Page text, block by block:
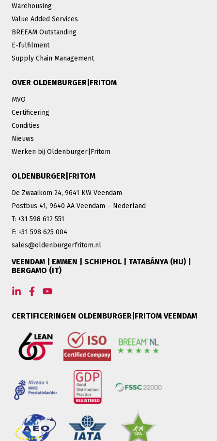
Warehousing
Value Added Services
BREEAM Outstanding
E-fulfilment
Supply Chain Management
OVER OLDENBURGER|FRITOM
MVO
Certificering
Condities
Nieuws
Werken bij Oldenburger|Fritom
OLDENBURGER|FRITOM
De Zwaaikom 24, 9641 KW Veendam
Postbus 41, 9640 AA Veendam – Nederland
T: +31 598 612 551
F: +31 598 625 004
sales@oldenburgerfritom.nl
VEENDAM | EMMEN | SCHIPHOL | TATABÁNYA (HU) |
BERGAMO (IT)
CERTIFICERINGEN OLDENBURGER|FRITOM VEENDAM